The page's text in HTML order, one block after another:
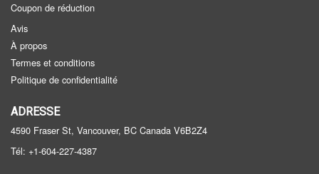
Coupon de réduction
Avis
À propos
Termes et conditions
Politique de confidentialité
ADRESSE
4590 Fraser St, Vancouver, BC Canada V6B2Z4
Tél: +1-604-227-4387